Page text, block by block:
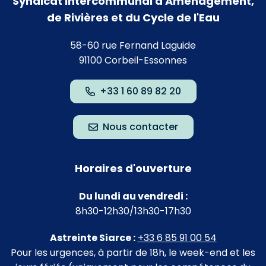
de Rivières et du Cycle de l'Eau
58-60 rue Fernand Laguide
91100 Corbeil-Essonnes
+33 1 60 89 82 20
Nous contacter
Horaires d'ouverture
Du lundi au vendredi :
8h30-12h30/13h30-17h30
Astreinte Siarce : +33 6 85 91 00 54
Pour les urgences, à partir de 18h, le week-end et les